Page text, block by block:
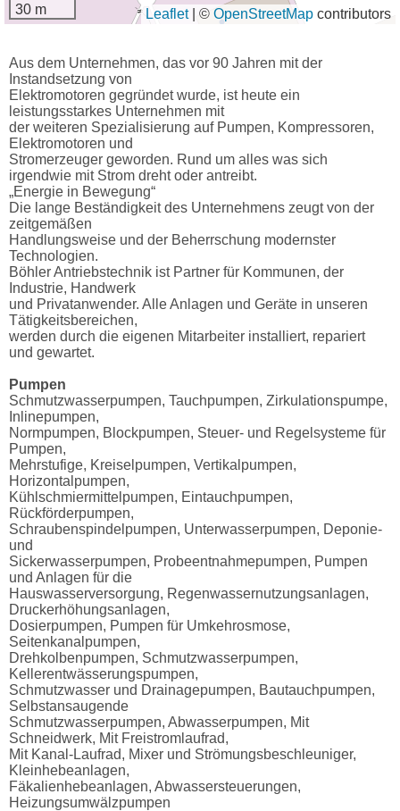
30 m Leaflet © OpenStreetMap contributors
Aus dem Unternehmen, das vor 90 Jahren mit der
Instandsetzung von
Elektromotoren gegründet wurde, ist heute ein
leistungsstarkes Unternehmen mit
der weiteren Spezialisierung auf Pumpen, Kompressoren,
Elektromotoren und
Stromerzeuger geworden. Rund um alles was sich
irgendwie mit Strom dreht oder antreibt.
„Energie in Bewegung“
Die lange Beständigkeit des Unternehmens zeugt von der
zeitgemäßen
Handlungsweise und der Beherrschung modernster
Technologien.
Böhler Antriebstechnik ist Partner für Kommunen, der
Industrie, Handwerk
und Privatanwender. Alle Anlagen und Geräte in unseren
Tätigkeitsbereichen,
werden durch die eigenen Mitarbeiter installiert, repariert
und gewartet.
Pumpen
Schmutzwasserpumpen, Tauchpumpen, Zirkulationspumpe,
Inlinepumpen,
Normpumpen, Blockpumpen, Steuer- und Regelsysteme für
Pumpen,
Mehrstufige, Kreiselpumpen, Vertikalpumpen,
Horizontalpumpen,
Kühlschmiermittelpumpen, Eintauchpumpen,
Rückförderpumpen,
Schraubenspindelpumpen, Unterwasserpumpen, Deponie-
und
Sickerwasserpumpen, Probeentnahmepumpen, Pumpen
und Anlagen für die
Hauswasserversorgung, Regenwassernutzungsanlagen,
Druckerhöhungsanlagen,
Dosierpumpen, Pumpen für Umkehrosmose,
Seitenkanalpumpen,
Drehkolbenpumpen, Schmutzwasserpumpen,
Kellerentwässerungspumpen,
Schmutzwasser und Drainagepumpen, Bautauchpumpen,
Selbstansaugende
Schmutzwasserpumpen, Abwasserpumpen, Mit
Schneidwerk, Mit Freistromlaufrad,
Mit Kanal-Laufrad, Mixer und Strömungsbeschleuniger,
Kleinhebeanlagen,
Fäkalienhebeanlagen, Abwassersteuerungen,
Heizungsumwälzpumpen